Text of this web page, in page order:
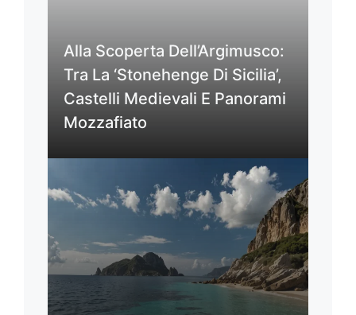
Alla Scoperta Dell’Argimusco:
Tra La ‘Stonehenge Di Sicilia’,
Castelli Medievali E Panorami
Mozzafiato